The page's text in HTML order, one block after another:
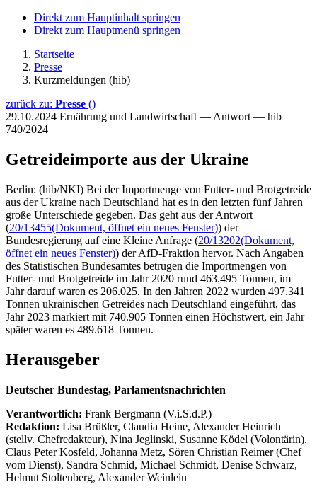
Direkt zum Hauptinhalt springen
Direkt zum Hauptmenü springen
Startseite
Presse
Kurzmeldungen (hib)
zurück zu: Presse ()
29.10.2024 Ernährung und Landwirtschaft — Antwort — hib
740/2024
Getreideimporte aus der Ukraine
Berlin: (hib/NKI) Bei der Importmenge von Futter- und Brotgetreide
aus der Ukraine nach Deutschland hat es in den letzten fünf Jahren
große Unterschiede gegeben. Das geht aus der Antwort
(20/13455(Dokument, öffnet ein neues Fenster)) der
Bundesregierung auf eine Kleine Anfrage (20/13202(Dokument,
öffnet ein neues Fenster)) der AfD-Fraktion hervor. Nach Angaben
des Statistischen Bundesamtes betrugen die Importmengen von
Futter- und Brotgetreide im Jahr 2020 rund 463.495 Tonnen, im
Jahr darauf waren es 206.025. In den Jahren 2022 wurden 497.341
Tonnen ukrainischen Getreides nach Deutschland eingeführt, das
Jahr 2023 markiert mit 740.905 Tonnen einen Höchstwert, ein Jahr
später waren es 489.618 Tonnen.
Herausgeber
Deutscher Bundestag, Parlamentsnachrichten
Verantwortlich: Frank Bergmann (V.i.S.d.P.)
Redaktion: Lisa Brüßler, Claudia Heine, Alexander Heinrich
(stellv. Chefredakteur), Nina Jeglinski, Susanne Ködel (Volontärin),
Claus Peter Kosfeld, Johanna Metz, Sören Christian Reimer (Chef
vom Dienst), Sandra Schmid, Michael Schmidt, Denise Schwarz,
Helmut Stoltenberg, Alexander Weinlein